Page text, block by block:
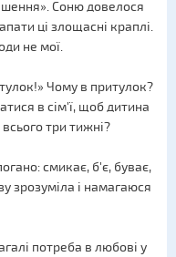
Соню довелося
ці злощасні краплі.
не мої.
Чому в притулок?
в сім'ї, щоб дитина
три тижні?
смикає, б'є, буває,
зрозуміла і намагаюся
потреба в любові у